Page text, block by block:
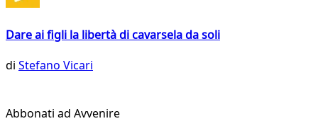
Dare ai figli la libertà di cavarsela da soli
di Stefano Vicari
Abbonati ad Avvenire